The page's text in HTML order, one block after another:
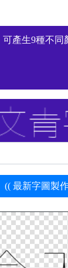
產生9種不同
(( 最新字圖製